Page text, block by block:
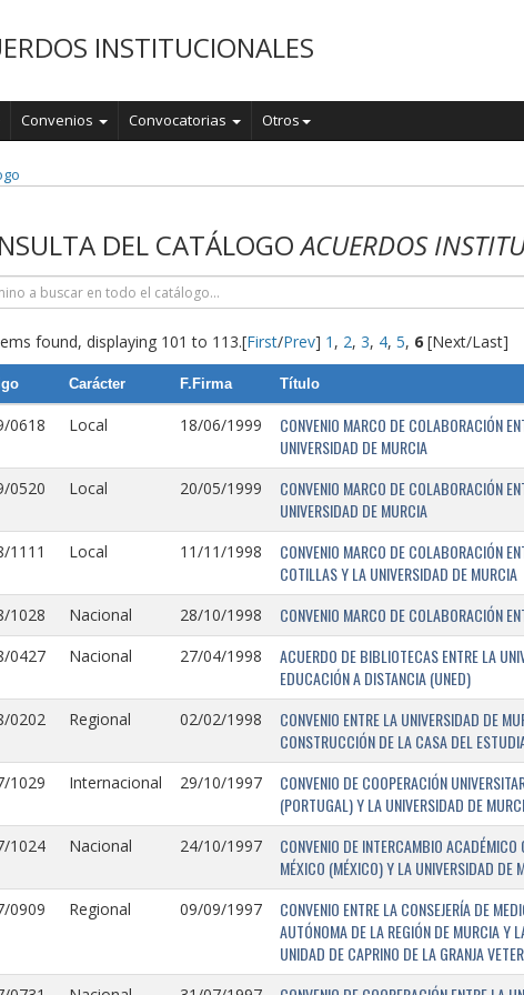
INSTITUCIONALES
Convenios Convocatorias Otros
DEL CATÁLOGOACUERDOS
found, displaying 101 to 113.[First/Prev] 1 , 2, 3, 4, 5, 6[Next/Last]
Carácter F.Firma Título
0618 Local 18/06/1999
CONVENIO MARCO DE COLABORACIÓN
UNIVERSIDAD DE MURCIA
0520 Local 20/05/1999
CONVENIO MARCO DE COLABORACIÓN
UNIVERSIDAD DE MURCIA
1111 Local 11/11/1998
CONVENIO MARCO DE COLABORACIÓN
COTILLAS Y LA UNIVERSIDAD DE MURCIA
1028 Nacional 28/10/1998 CONVENIO MARCO DE COLABORACIÓN
0427 Nacional 27/04/1998
ACUERDO DE BIBLIOTECAS ENTRE LA
EDUCACIÓN A DISTANCIA (UNED)
0202 Regional 02/02/1998
CONVENIO ENTRE LA UNIVERSIDAD DE
CONSTRUCCIÓN DE LA CASA DEL
1029 Internacional 29/10/1997
CONVENIO DE COOPERACIÓN
(PORTUGAL) Y LA UNIVERSIDAD DE
1024 Nacional 24/10/1997
CONVENIO DE INTERCAMBIO
MÉXICO (MÉXICO) Y LA UNIVERSIDAD DE
0909 Regional 09/09/1997
CONVENIO ENTRE LA CONSEJERÍA DE
AUTÓNOMA DE LA REGIÓN DE MURCIA Y
UNIDAD DE CAPRINO DE LA GRANJA